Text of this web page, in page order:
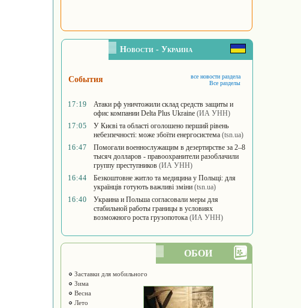
Новости - Украина
События
все новости раздела
Все разделы
17:19
Атаки рф уничтожили склад средств защиты и
офис компании Delta Plus Ukraine (ИА УНН)
17:05
У Києві та області оголошено перший рівень
небезпечності: може збоїти енергосистема (tsn.ua)
16:47
Помогали военнослужащим в дезертирстве за 2–8
тысяч долларов - правоохранители разоблачили
группу преступников (ИА УНН)
16:44
Безкоштовне житло та медицина у Польщі: для
українців готують важливі зміни (tsn.ua)
16:40
Украина и Польша согласовали меры для
стабильной работы границы в условиях
возможного роста грузопотока (ИА УНН)
ОБОИ
Заставки для мобильного
Зима
Весна
Лето